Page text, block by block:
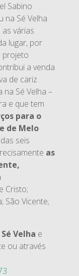
Sabino
na Sé Velha
várias
lugar, por
projeto
a venda
de cariz
na Sé Velha –
e que tem
para o
de Melo
seis
as
Cristo;
São Vicente;
Velha e
ou através